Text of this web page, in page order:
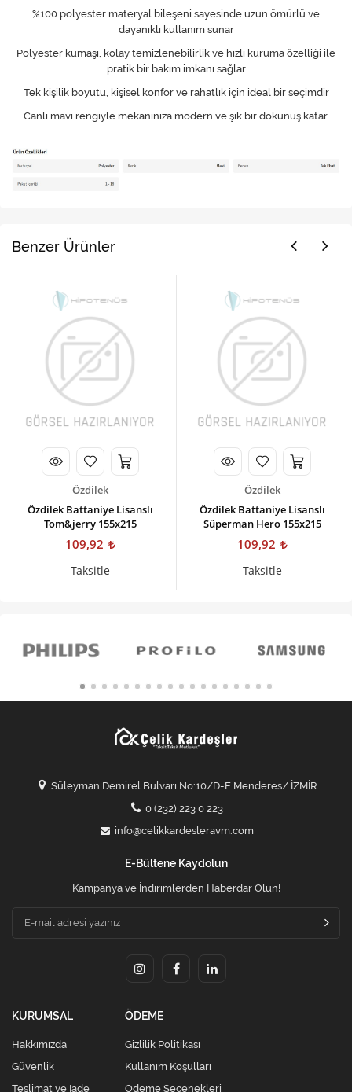
%100 polyester materyal bileşeni sayesinde uzun ömürlü ve
dayanıklı kullanım sunar
Polyester kumaşı, kolay temizlenebilirlik ve hızlı kuruma özelliği ile
pratik bir bakım imkanı sağlar
Tek kişilik boyutu, kişisel konfor ve rahatlık için ideal bir seçimdir
Canlı mavi rengiyle mekanınıza modern ve şık bir dokunuş katar.
Benzer Ürünler
Özdilek
Özdilek Battaniye Lisanslı
Tom&jerry 155x215
109,92
Taksitle
Özdilek
Özdilek Battaniye Lisanslı
Süperman Hero 155x215
109,92
Taksitle
Süleyman Demirel Bulvarı No:10/D-E Menderes/ İZMİR
0 (232) 223 0 223
info@celikkardesleravm.com
E-Bültene Kaydolun
Kampanya ve İndirimlerden Haberdar Olun!
KURUMSAL
Hakkımızda
Güvenlik
Teslimat ve İade
ÖDEME
Gizlilik Politikası
Kullanım Koşulları
Ödeme Seçenekleri